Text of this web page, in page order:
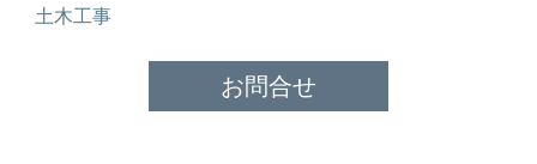
土木工事
お問合せ